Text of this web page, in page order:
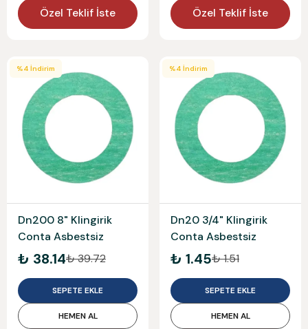
Özel Teklif İste Özel Teklif İste
%4 İndirim
Dn200 8" Klingirik
Conta Asbestsiz
₺ 38.14₺ 39.72
SEPETE EKLE
HEMEN AL
%4 İndirim
Dn20 3/4" Klingirik
Conta Asbestsiz
₺ 1.45₺ 1.51
SEPETE EKLE
HEMEN AL